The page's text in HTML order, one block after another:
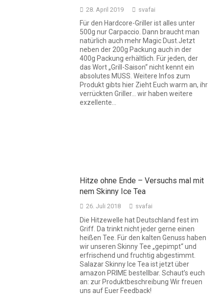
28. April 2019 svafai
Für den Hardcore-Griller ist alles unter
500g nur Carpaccio. Dann braucht man
natürlich auch mehr Magic Dust.Jetzt
neben der 200g Packung auch in der
400g Packung erhältlich. Für jeden, der
das Wort „Grill-Saison“ nicht kennt ein
absolutes MUSS. Weitere Infos zum
Produkt gibts hier Zieht Euch warm an, ihr
verrückten Griller… wir haben weitere
exzellente…
Hitze ohne Ende – Versuchs mal mit
nem Skinny Ice Tea
26. Juli 2018 svafai
Die Hitzewelle hat Deutschland fest im
Griff. Da trinkt nicht jeder gerne einen
heißen Tee. Für den kalten Genuss haben
wir unseren Skinny Tee „gepimpt“ und
erfrischend und fruchtig abgestimmt.
Salazar Skinny Ice Tea ist jetzt über
amazon PRIME bestellbar. Schaut’s euch
an: zur Produktbeschreibung Wir freuen
uns auf Euer Feedback!